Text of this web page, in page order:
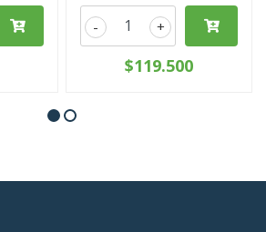
+
-
$119.500